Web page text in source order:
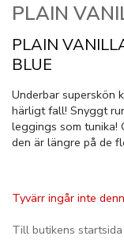
PLAIN
PLAIN
BLUE
Underbar superskön
härligt fall! Snyggt
leggings som tunika!
den är längre på de
Tyvärr ingår inte
Till butikens startsida